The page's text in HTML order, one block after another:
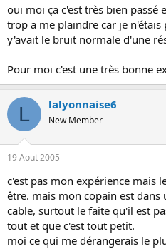
oui moi ça c'est très bien passé
trop a me plaindre car je n'étais
y'avait le bruit normale d'une
Pour moi c'est une très bonne
L lalyonnaise6
New Member
19 Aout 2005
c'est pas mon expérience mais
être. mais mon copain est
cable, surtout le faite qu'il est
tout et que c'est tout petit.
moi ce qui me dérangerais le